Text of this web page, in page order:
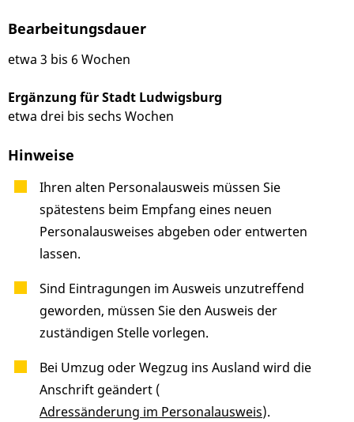
Bearbeitungsdauer
etwa 3 bis 6 Wochen
Ergänzung für Stadt Ludwigsburg
etwa drei bis sechs Wochen
Hinweise
Ihren alten Personalausweis müssen Sie
spätestens beim Empfang eines neuen
Personalausweises abgeben oder entwerten
lassen.
Sind Eintragungen im Ausweis unzutreffend
geworden, müssen Sie den Ausweis der
zuständigen Stelle vorlegen.
Bei Umzug oder Wegzug ins Ausland wird die
Anschrift geändert (
Adressänderung im Personalausweis).